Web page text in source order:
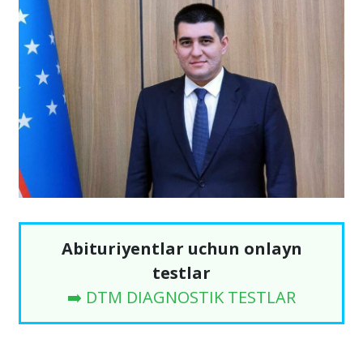
Abituriyentlar uchun onlayn
testlar
➡️ DTM DIAGNOSTIK TESTLAR